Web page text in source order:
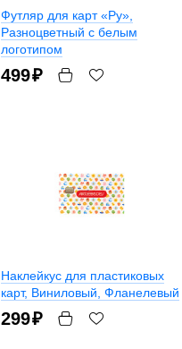
Футляр для карт «Ру»
Разноцветный с белым
логотипом
499₽
Наклейкус для пластиковых
карт, Виниловый, Фланелевый
299₽